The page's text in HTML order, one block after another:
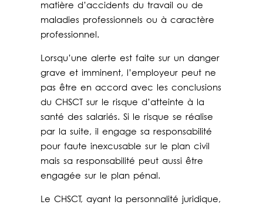
matière d’accidents du travail ou de
maladies professionnels ou à caractère
professionnel.
Lorsqu’une alerte est faite sur un danger
grave et imminent, l’employeur peut ne
pas être en accord avec les conclusions
du CHSCT sur le risque d’atteinte à la
santé des salariés. Si le risque se réalise
par la suite, il engage sa responsabilité
pour faute inexcusable sur le plan civil
mais sa responsabilité peut aussi être
engagée sur le plan pénal.
Le CHSCT, ayant la personnalité juridique,